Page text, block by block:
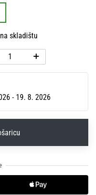
skladištu
- 19. 8. 2026